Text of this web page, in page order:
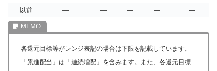
以前
― ― ― ― ―
各還元目標等がレンジ表記の場合は下限を記載しています。
「累進配当」は「連続増配」を含みます。また、各還元目標